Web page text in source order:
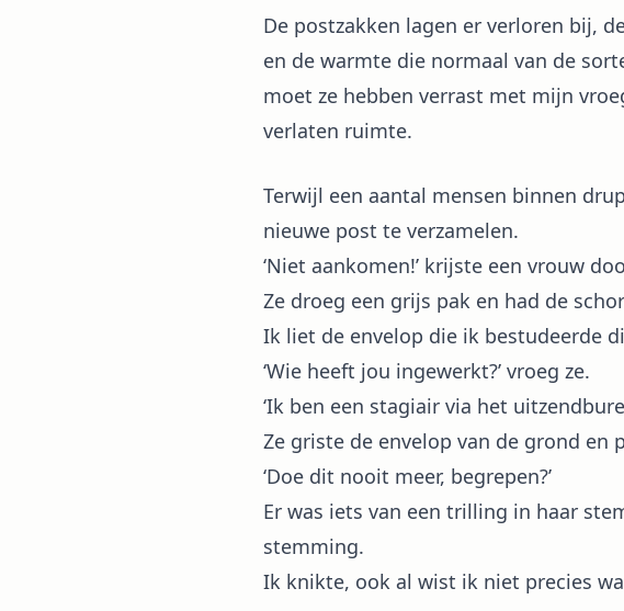
De postzakken lagen er verloren bij,
en de warmte die normaal van de
moet ze hebben verrast met mijn
verlaten ruimte.
Terwijl een aantal mensen binnen
nieuwe post te verzamelen.
‘Niet aankomen!’ krijste een vrouw
Ze droeg een grijs pak en had de
Ik liet de envelop die ik bestudeerde
‘Wie heeft jou ingewerkt?’ vroeg ze.
‘Ik ben een stagiair via het
Ze griste de envelop van de grond
‘Doe dit nooit meer, begrepen?’
Er was iets van een trilling in haar
stemming.
Ik knikte, ook al wist ik niet precies